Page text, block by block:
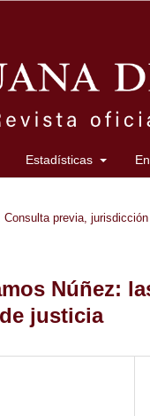
Estadísticas
previa,
Núñez:
justicia